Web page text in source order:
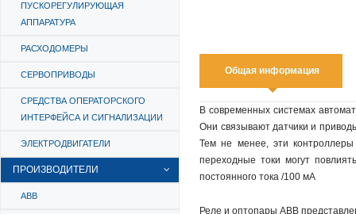
ПУСКОРЕГУЛИРУЮЩАЯ
АППАРАТУРА
РАСХОДОМЕРЫ
СЕРВОПРИВОДЫ
СРЕДСТВА ОПЕРАТОРСКОГО
ИНТЕРФЕЙСА И СИГНАЛИЗАЦИИ
ЭЛЕКТРОДВИГАТЕЛИ
ПРОИЗВОДИТЕЛИ
ABB
Общая информация
В современных системах
Они связывают датчики и
Тем не менее, эти
переходные токи могут
постоянного тока /100 мА
Реле и оптопары ABB